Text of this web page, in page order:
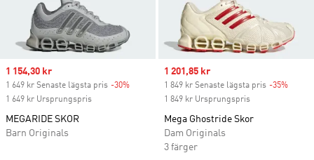
Sale price
1 154,30 kr
1 649 kr Senaste lägsta pris -30%
1 649 kr Ursprungspris
MEGARIDE SKOR
Barn Originals
Sale price
1 201,85 kr
1 849 kr Senaste lägsta pris -35%
1 849 kr Ursprungspris
Mega Ghostride Skor
Dam Originals
3 färger